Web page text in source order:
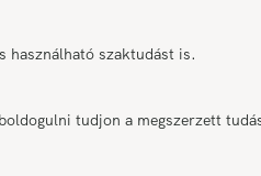
használható szaktudást is.
tudjon a megszerzett